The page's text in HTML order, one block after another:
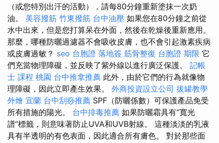
（或您特別出汗的活動），請每80分鐘重新塗抹一次奶
油。 美容撥筋 竹東撥筋 台中油壓 如果您在80分鐘之前從
水中出來，但是您打算呆在外面，然後在乾燥後重新應用。
那麼，哪種防曬過濾器不會吸收皮膚，也不會引起激素疾病
或皮膚過敏？ seo 台胞證 落地簽 筋骨整復 台胞證 期限 它
們充當物理障礙，並反映了紫外線以進行廣泛保護。 記帳
士 課程 桃園 台中推拿推薦 此外，由於它們的行為就像物
理障礙，因此立即產生效果。 外商投資設立公司 拔罐教學
外燴 宜蘭 台中刮痧推薦 SPF（防曬係數）可保護產品免受
所有措施的陽光。 台中排毒推薦 如果防曬霜具有“寬光
譜”標籤，則意味著防止UVA和UVB射線。 這種淡淡的乳液
具有半透明的有色表面，因此適合所有膚色。 對於那些面